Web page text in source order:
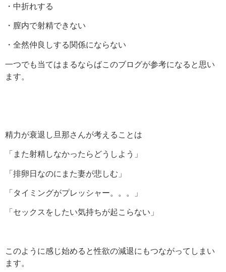
・中折れする
・膣内で射精できない
・全然仲良しする関係にならない
一つでも当てはまるならばこのブログが参考になると思い
ます。
精力が衰退し旦那さんが考えることは
「また射精しなかったらどうしよう」
「排卵日なのにまた妻が悲しむ」
「タイミングがプレッシャー。。。」
「セックスをしたい気持ちが起こらない」
このように感じ始めると性欲の減退にもつながってしまい
ます。